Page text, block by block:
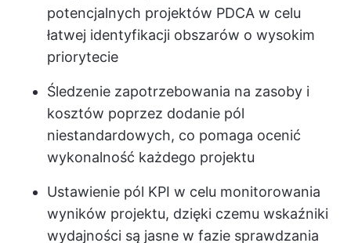
potencjalnych projektów PDCA w celu
łatwej identyfikacji obszarów o wysokim
priorytecie
Śledzenie zapotrzebowania na zasoby i
kosztów poprzez dodanie pól
niestandardowych, co pomaga ocenić
wykonalność każdego projektu
Ustawienie pól KPI w celu monitorowania
wyników projektu, dzięki czemu wskaźniki
wydajności są jasne w fazie sprawdzania